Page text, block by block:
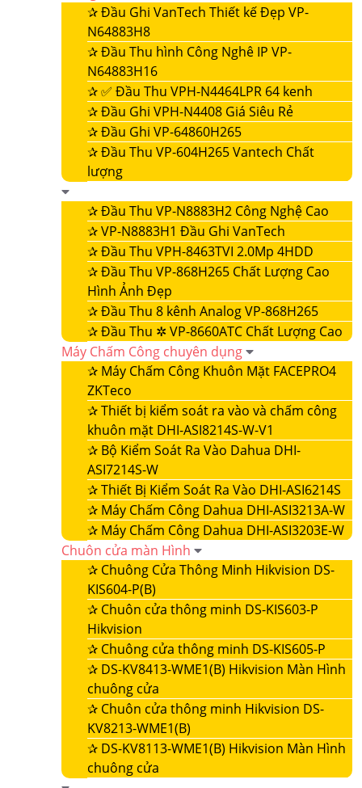
✰Đầu Ghi VanTech Thiết kế Đẹp VP-
N64883H8
✰Đầu Thu hình Công Nghê IP VP-
N64883H16
✰✅ Đầu Thu VPH-N4464LPR 64 kenh
✰Đầu Ghi VPH-N4408 Giá Siêu Rẻ
✰Đầu Ghi VP-64860H265
✰Đầu Thu VP-604H265 Vantech Chất
lượng
✰Đầu Thu VP-N8883H2 Công Nghệ Cao
✰VP-N8883H1 Đầu Ghi VanTech
✰Đầu Thu VPH-8463TVI 2.0Mp 4HDD
✰Đầu Thu VP-868H265 Chất Lượng Cao
Hình Ảnh Đẹp
✰Đầu Thu 8 kênh Analog VP-868H265
✰Đầu Thu ✲ VP-8660ATC Chất Lượng Cao
Máy Chấm Công chuyên dụng
✰ Máy Chấm Công Khuôn Mặt FACEPRO4
ZKTeco
✰Thiết bị kiểm soát ra vào và chấm công
khuôn mặt DHI-ASI8214S-W-V1
✰ Bộ Kiểm Soát Ra Vào Dahua DHI-
ASI7214S-W
✰Thiết Bị Kiểm Soát Ra Vào DHI-ASI6214S
✰ Máy Chấm Công Dahua DHI-ASI3213A-W
✰ Máy Chấm Công Dahua DHI-ASI3203E-W
Chuôn cửa màn Hình
✰ Chuông Cửa Thông Minh Hikvision DS-
KIS604-P(B)
✰ Chuôn cửa thông minh DS-KIS603-P
Hikvision
✰ Chuông cửa thông minh DS-KIS605-P
✰ DS-KV8413-WME1(B) Hikvision Màn Hình
chuông cửa
✰ Chuôn cửa thông minh Hikvision DS-
KV8213-WME1(B)
✰ DS-KV8113-WME1(B) Hikvision Màn Hình
chuông cửa